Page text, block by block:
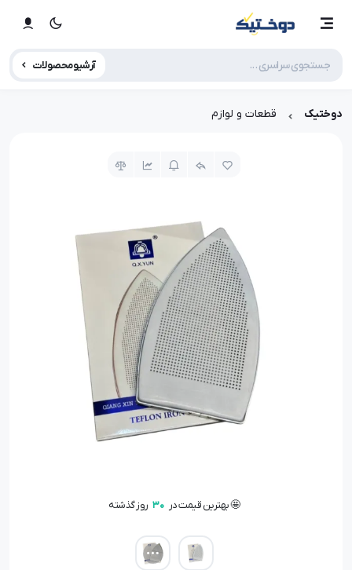
آرشیو محصولات
دوختیک قطعات و لوازم
🤩 بهترین قیمت در 30 روز گذشته